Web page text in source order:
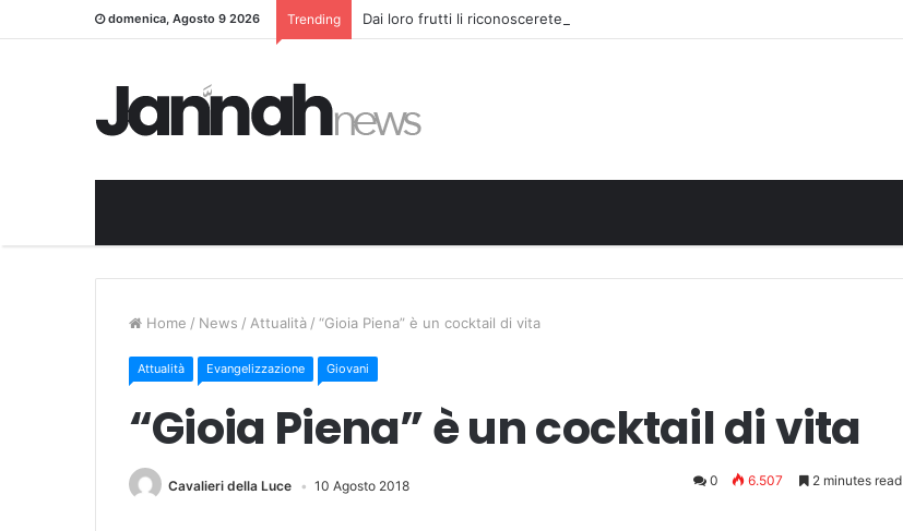
domenica, Agosto 9 2026 Trending Dai loro frutti li riconoscerete
Home / News / Attualità / “Gioia Piena” è un cocktail di vita
Attualità Evangelizzazione Giovani
“Gioia Piena” è un cocktail di vita
Cavalieri della Luce 10 Agosto 2018 0 6.507 2 minutes read